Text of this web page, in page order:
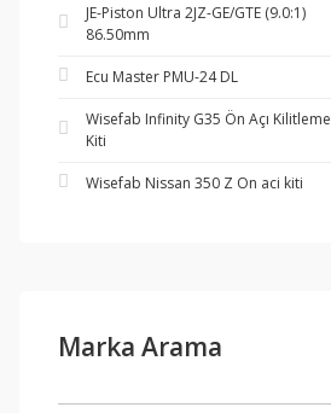
JE-Piston Ultra 2JZ-GE/GTE (9.0:1)
86.50mm
Ecu Master PMU-24 DL
Wisefab Infinity G35 Ön Açı Kilitleme
Kiti
Wisefab Nissan 350 Z On aci kiti
Marka Arama